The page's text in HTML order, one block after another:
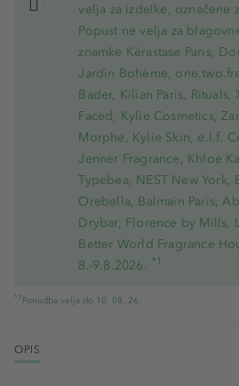
velja za izdelke, označene
Popust ne velja za
znamke Kérastase Paris,
Jardin Bohème,
Bader, Kilian Paris, Rituals,
Faced, Kylie Cosmetics,
Morphe, Kylie Skin, e.l.f.
Jenner Fragrance, Khloe
Typebea, NEST New York,
Orebella, Balmain Paris,
Drybar, Florence by Mills,
Better World Fragrance
8.-9.8.2026. *1
*1 Ponudba velja do 10. 08. 26.
OPIS